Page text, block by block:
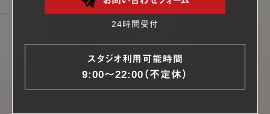
24時間受付
スタジオ利用可能時間
9:00〜22:00（不定休）